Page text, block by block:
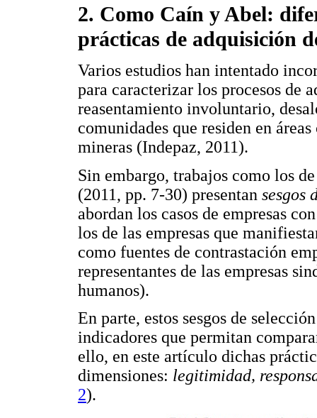
2. Como Caín y Abel:
prácticas de adquisición
Varios estudios han intentado
para caracterizar los procesos de
reasentamiento involuntario,
comunidades que residen en
mineras (Indepaz, 2011).
Sin embargo, trabajos como los
(2011, pp. 7-30) presentan sesgos
abordan los casos de empresas
los de las empresas que
como fuentes de contrastación
representantes de las empresas
humanos).
En parte, estos sesgos de
indicadores que permitan
ello, en este artículo dichas
dimensiones: legitimidad,
2).